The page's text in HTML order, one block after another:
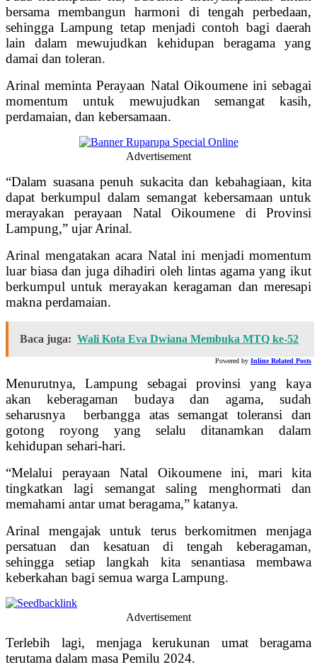
bersama membangun harmoni di tengah perbedaan,
sehingga Lampung tetap menjadi contoh bagi daerah
lain dalam mewujudkan kehidupan beragama yang
damai dan toleran.
Arinal meminta Perayaan Natal Oikoumene ini sebagai
momentum untuk mewujudkan semangat kasih,
perdamaian, dan kebersamaan.
Advertisement
“Dalam suasana penuh sukacita dan kebahagiaan, kita
dapat berkumpul dalam semangat kebersamaan untuk
merayakan perayaan Natal Oikoumene di Provinsi
Lampung,” ujar Arinal.
Arinal mengatakan acara Natal ini menjadi momentum
luar biasa dan juga dihadiri oleh lintas agama yang ikut
berkumpul untuk merayakan keragaman dan meresapi
makna perdamaian.
Baca juga: Wali Kota Eva Dwiana Membuka MTQ ke-52
Powered by Inline Related Posts
Menurutnya, Lampung sebagai provinsi yang kaya
akan keberagaman budaya dan agama, sudah
seharusnya berbangga atas semangat toleransi dan
gotong royong yang selalu ditanamkan dalam
kehidupan sehari-hari.
“Melalui perayaan Natal Oikoumene ini, mari kita
tingkatkan lagi semangat saling menghormati dan
memahami antar umat beragama,” katanya.
Arinal mengajak untuk terus berkomitmen menjaga
persatuan dan kesatuan di tengah keberagaman,
sehingga setiap langkah kita senantiasa membawa
keberkahan bagi semua warga Lampung.
Advertisement
Terlebih lagi, menjaga kerukunan umat beragama
terutama dalam masa Pemilu 2024.